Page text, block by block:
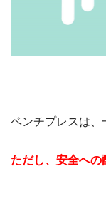
ベンチプレスは、
ただし、安全への